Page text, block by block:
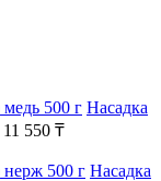
Насадка
11 550 ₸
Насадка